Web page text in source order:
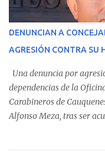
operaciones. Asimismo,
corresponde a un
detectaron
precisa que la mayor
Talca, donde...
DENUNCIAN A
AGRESIÓN CONTRA SU
Una denuncia por
dependencias de la
Carabineros de
Alfonso Meza, tras ser